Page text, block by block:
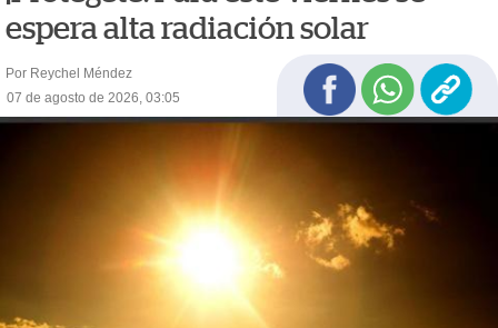
espera alta radiación solar
Por Reychel Méndez
07 de agosto de 2026, 03:05